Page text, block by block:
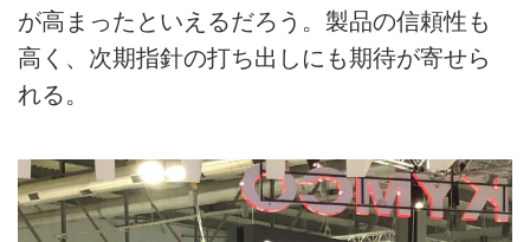
が高まったといえるだろう。製品の信頼性も
高く、次期指針の打ち出しにも期待が寄せら
れる。